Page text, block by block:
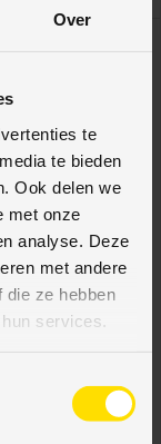
Over
te
te bieden
Ook delen we
met onze
analyse. Deze
met andere
die ze hebben
services.
korrel 100,
mm Hermes